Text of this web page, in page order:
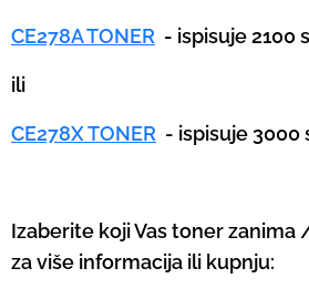
CE278A TONER - ispisuje 2100
ili
CE278X TONER - ispisuje 3000
Izaberite koji Vas toner
za više informacija ili kupnju: